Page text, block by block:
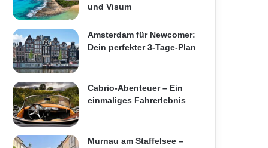
und Visum
Amsterdam für Newcomer:
Dein perfekter 3-Tage-Plan
Cabrio-Abenteuer – Ein
einmaliges Fahrerlebnis
Murnau am Staffelsee –